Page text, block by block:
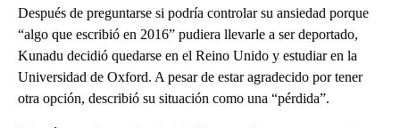
Después de preguntarse si podría controlar su ansiedad porque
“algo que escribió en 2016” pudiera llevarle a ser deportado,
Kunadu decidió quedarse en el Reino Unido y estudiar en la
Universidad de Oxford. A pesar de estar agradecido por tener
otra opción, describió su situación como una “pérdida”.